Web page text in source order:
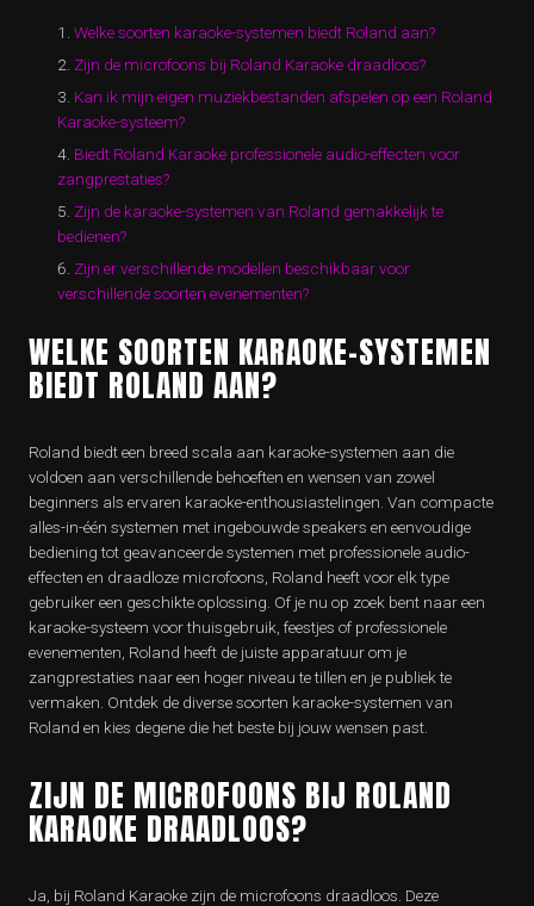
Welke soorten karaoke-systemen biedt Roland aan?
Zijn de microfoons bij Roland Karaoke draadloos?
Kan ik mijn eigen muziekbestanden afspelen op een Roland
Karaoke-systeem?
Biedt Roland Karaoke professionele audio-effecten voor
zangprestaties?
Zijn de karaoke-systemen van Roland gemakkelijk te
bedienen?
Zijn er verschillende modellen beschikbaar voor
verschillende soorten evenementen?
WELKE SOORTEN KARAOKE-SYSTEMEN
BIEDT ROLAND AAN?
Roland biedt een breed scala aan karaoke-systemen aan die
voldoen aan verschillende behoeften en wensen van zowel
beginners als ervaren karaoke-enthousiastelingen. Van compacte
alles-in-één systemen met ingebouwde speakers en eenvoudige
bediening tot geavanceerde systemen met professionele audio-
effecten en draadloze microfoons, Roland heeft voor elk type
gebruiker een geschikte oplossing. Of je nu op zoek bent naar een
karaoke-systeem voor thuisgebruik, feestjes of professionele
evenementen, Roland heeft de juiste apparatuur om je
zangprestaties naar een hoger niveau te tillen en je publiek te
vermaken. Ontdek de diverse soorten karaoke-systemen van
Roland en kies degene die het beste bij jouw wensen past.
ZIJN DE MICROFOONS BIJ ROLAND
KARAOKE DRAADLOOS?
Ja, bij Roland Karaoke zijn de microfoons draadloos. Deze